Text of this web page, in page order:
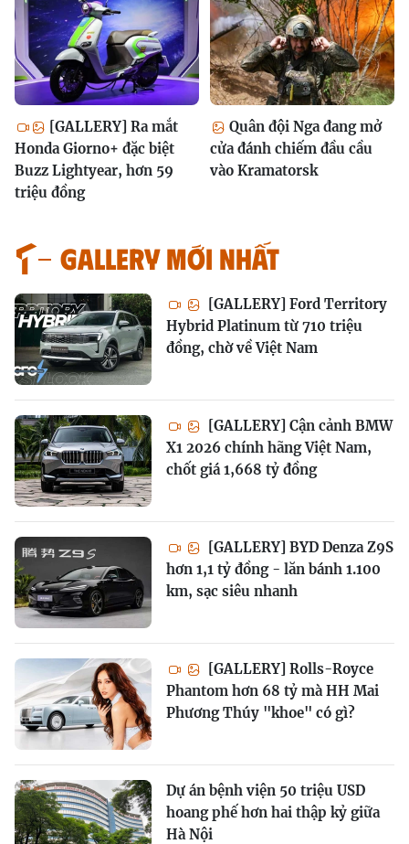
[GALLERY] Ra mắt
Honda Giorno+ đặc biệt
Buzz Lightyear, hơn 59
triệu đồng
Quân đội Nga đang mở
cửa đánh chiếm đầu cầu
vào Kramatorsk
GALLERY MỚI NHẤT
[GALLERY] Ford Territory
Hybrid Platinum từ 710 triệu
đồng, chờ về Việt Nam
[GALLERY] Cận cảnh BMW
X1 2026 chính hãng Việt Nam,
chốt giá 1,668 tỷ đồng
[GALLERY] BYD Denza Z9S
hơn 1,1 tỷ đồng - lăn bánh 1.100
km, sạc siêu nhanh
[GALLERY] Rolls-Royce
Phantom hơn 68 tỷ mà HH Mai
Phương Thúy "khoe" có gì?
Dự án bệnh viện 50 triệu USD
hoang phế hơn hai thập kỷ giữa
Hà Nội